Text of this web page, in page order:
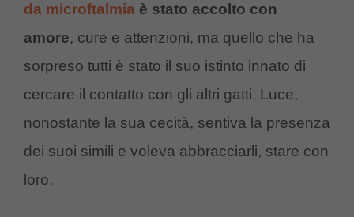
da microftalmia è stato accolto con
amore, cure e attenzioni, ma quello che ha
sorpreso tutti è stato il suo istinto innato di
cercare il contatto con gli altri gatti. Luce,
nonostante la sua cecità, sentiva la presenza
dei suoi simili e voleva abbracciarli, stare con
loro.